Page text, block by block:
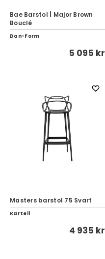
Bae Barstol | Major Brown
Bouclé
Dan-Form
5 095 kr
Masters barstol 75 Svart
Kartell
4 935 kr